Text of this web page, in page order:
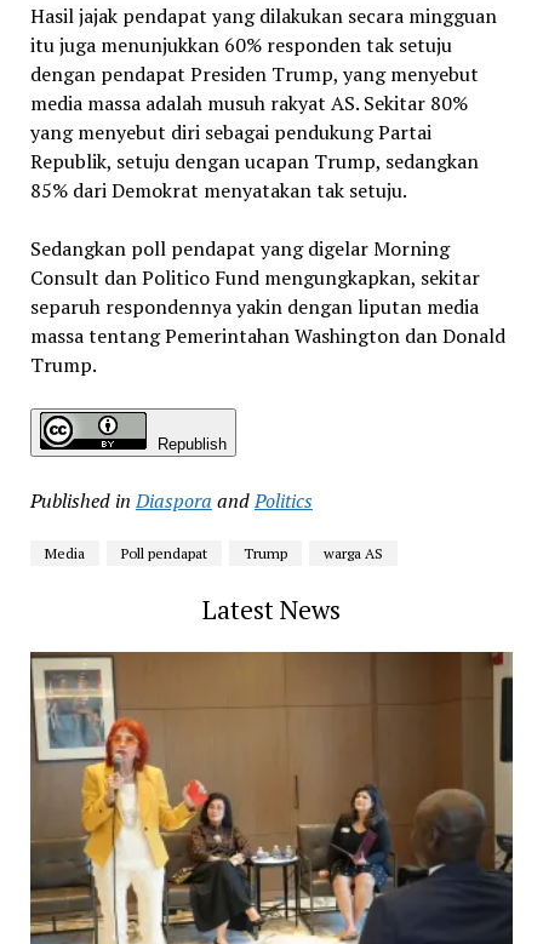
Hasil jajak pendapat yang dilakukan secara mingguan
itu juga menunjukkan 60% responden tak setuju
dengan pendapat Presiden Trump, yang menyebut
media massa adalah musuh rakyat AS. Sekitar 80%
yang menyebut diri sebagai pendukung Partai
Republik, setuju dengan ucapan Trump, sedangkan
85% dari Demokrat menyatakan tak setuju.
Sedangkan poll pendapat yang digelar Morning
Consult dan Politico Fund mengungkapkan, sekitar
separuh respondennya yakin dengan liputan media
massa tentang Pemerintahan Washington dan Donald
Trump.
Republish
Published in Diaspora andPolitics
Media Poll pendapat Trump warga AS
Latest News